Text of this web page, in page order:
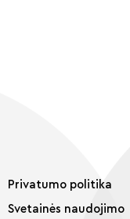
Privatumo politika
Svetainės naudojimo